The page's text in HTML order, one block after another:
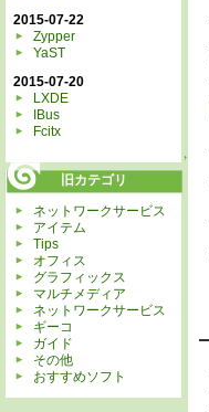
2015-07-22
Zypper
YaST
2015-07-20
LXDE
IBus
Fcitx
↑
旧カテゴリ
ネットワークサービス
アイテム
Tips
オフィス
グラフィックス
マルチメディア
ネットワークサービス
ギーコ
ガイド
その他
おすすめソフト